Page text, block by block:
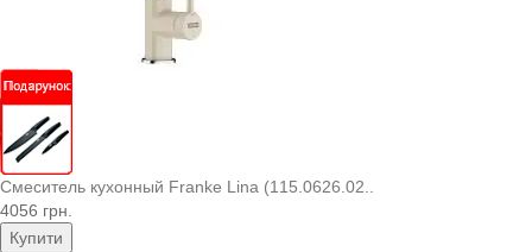
Смеситель кухонный Franke Lina (115.0626.02..
4056 грн.
Купити